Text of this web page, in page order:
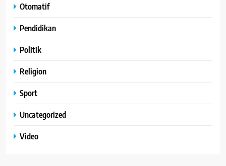
Otomatif
Pendidikan
Politik
Religion
Sport
Uncategorized
Video